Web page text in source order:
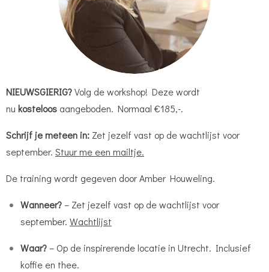
NIEUWSGIERIG?Volg de workshop! Deze wordt
nu kosteloos aangeboden. Normaal €185,-.
Schrijf je meteen in: Zet jezelf vast op de wachtlijst voor
september. Stuur me een mailtje.
De training wordt gegeven door Amber Houweling.
Wanneer? – Zet jezelf vast op de wachtlijst voor
september. Wachtlijst
Waar? – Op de inspirerende locatie in Utrecht. Inclusief
koffie en thee.